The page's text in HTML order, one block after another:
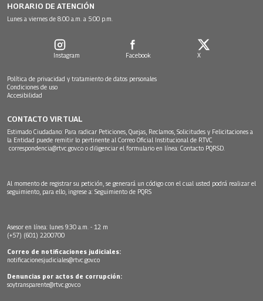
HORARIO DE ATENCIÓN
Lunes a viernes de 8:00 a.m. a 5:00 p.m.
Instagram Facebook X
Política de privacidad y tratamiento de datos personales
Condiciones de uso
Accesibilidad
CONTACTO VIRTUAL
Estimado Ciudadano: Para radicar Peticiones, Quejas, Reclamos, Solicitudes y Felicitaciones a
la Entidad puede remitir lo pertinente al Correo Oficial Institucional de RTVC
correspondencia@rtvc.gov.co o diligenciar el formulario en línea: Contacto PQRSD.
Al momento de registrar su petición, se generará un código con el cual usted podrá realizar el
seguimiento, para ello, ingrese a: Seguimiento de PQRS
Asesor en línea: lunes 9:30 a.m. - 12 m
(+57) (601) 2200700
Correo de notificaciones judiciales:
notificacionesjudiciales@rtvc.gov.co
Denuncias por actos de corrupción:
soytransparente@rtvc.gov.co